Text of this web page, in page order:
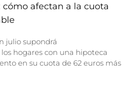
afectan a la cuota
julio supondrá
hogares con una hipoteca
en su cuota de 62 euros más